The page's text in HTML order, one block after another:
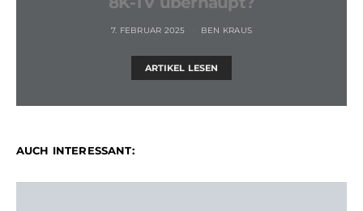
7. FEBRUAR 2025 BEN KRAUS
ARTIKEL LESEN
AUCH INTERESSANT: